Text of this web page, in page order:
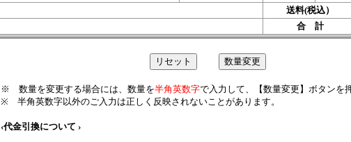
送料(税込）
合 計
※ 数量を変更する場合には、数量を半角英数字で入力して、【数量変更】ボタンを
※ 半角英数字以外のご入力は正しく反映されないことがあります。
‹代金引換について ›